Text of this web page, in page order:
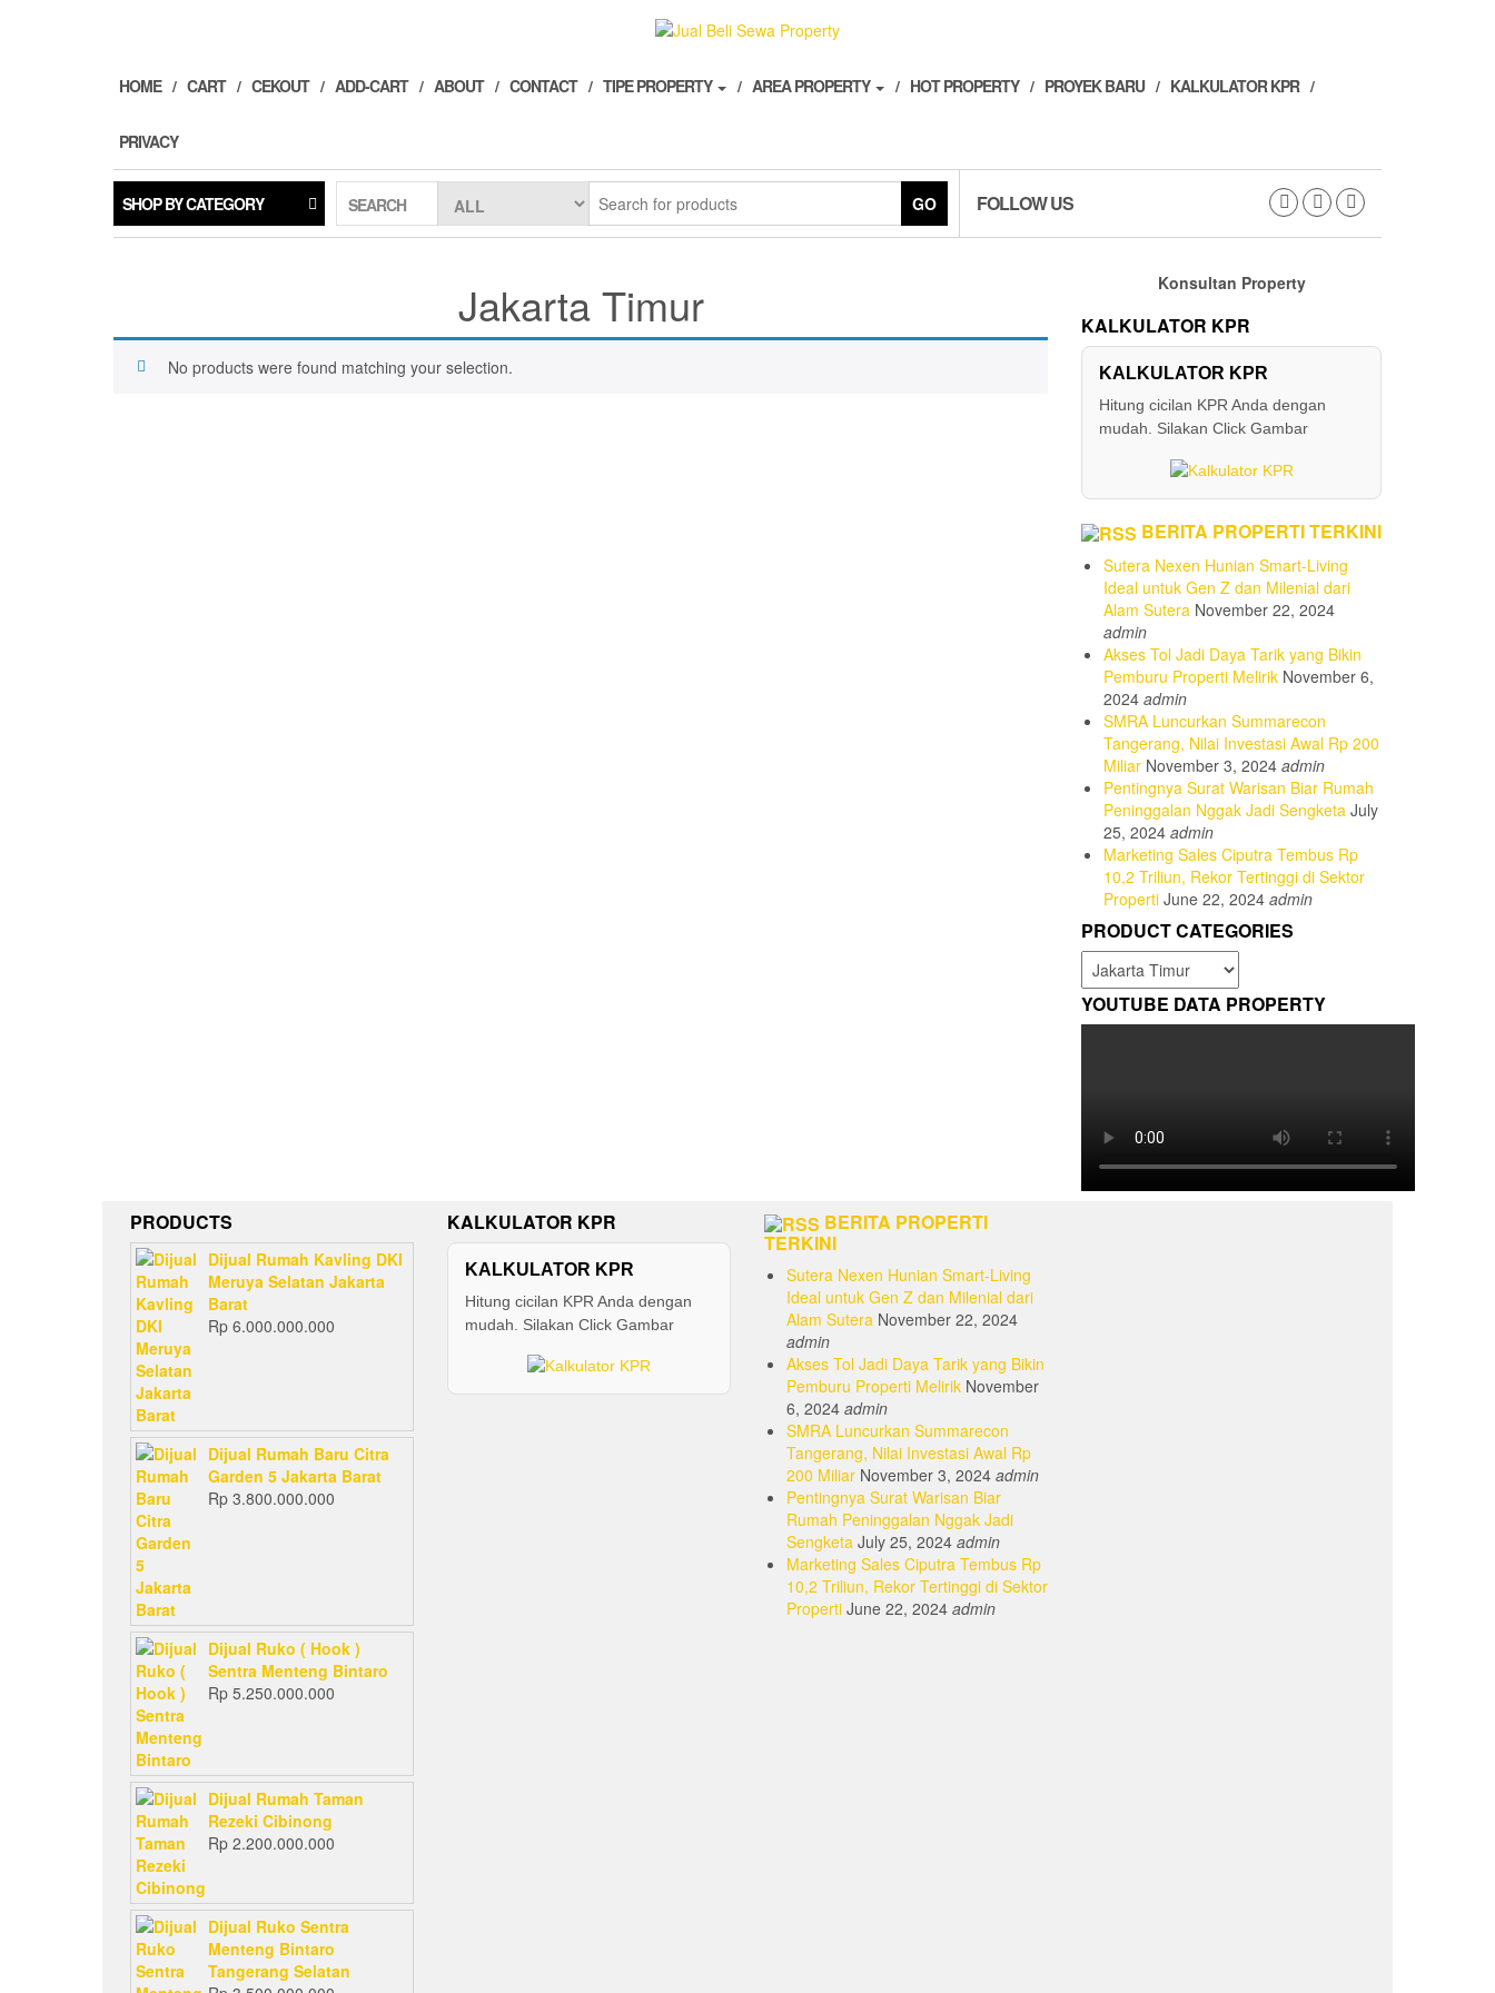
HOME CART CEKOUT ADD-CART ABOUT CONTACT TIPE PROPERTY AREA PROPERTY HOT PROPERTY PROYEK BARU KALKULATOR KPR
PRIVACY
SHOP BY CATEGORY SEARCH GO FOLLOW US
Jakarta Timur
No products were found matching your selection.
Konsultan Property
KALKULATOR KPR
KALKULATOR KPR
Hitung cicilan KPR Anda dengan
mudah. Silakan Click Gambar
BERITA PROPERTI TERKINI
Sutera Nexen Hunian Smart-Living
Ideal untuk Gen Z dan Milenial dari
Alam Sutera November 22, 2024
admin
Akses Tol Jadi Daya Tarik yang Bikin
Pemburu Properti Melirik November 6,
2024 admin
SMRA Luncurkan Summarecon
Tangerang, Nilai Investasi Awal Rp 200
Miliar November 3, 2024 admin
Pentingnya Surat Warisan Biar Rumah
Peninggalan Nggak Jadi Sengketa July
25, 2024 admin
Marketing Sales Ciputra Tembus Rp
10,2 Triliun, Rekor Tertinggi di Sektor
Properti June 22, 2024 admin
PRODUCT CATEGORIES
YOUTUBE DATA PROPERTY
PRODUCTS
Dijual Rumah Kavling DKI
Meruya Selatan Jakarta
Barat
Rp 6.000.000.000
Dijual Rumah Baru Citra
Garden 5 Jakarta Barat
Rp 3.800.000.000
Dijual Ruko ( Hook )
Sentra Menteng Bintaro
Rp 5.250.000.000
Dijual Rumah Taman
Rezeki Cibinong
Rp 2.200.000.000
Dijual Ruko Sentra
Menteng Bintaro
Tangerang Selatan
KALKULATOR KPR
KALKULATOR KPR
Hitung cicilan KPR Anda dengan
mudah. Silakan Click Gambar
BERITA PROPERTI
TERKINI
Sutera Nexen Hunian Smart-Living
Ideal untuk Gen Z dan Milenial dari
Alam Sutera November 22, 2024
admin
Akses Tol Jadi Daya Tarik yang Bikin
Pemburu Properti Melirik November
6, 2024 admin
SMRA Luncurkan Summarecon
Tangerang, Nilai Investasi Awal Rp
200 Miliar November 3, 2024 admin
Pentingnya Surat Warisan Biar
Rumah Peninggalan Nggak Jadi
Sengketa July 25, 2024 admin
Marketing Sales Ciputra Tembus Rp
10,2 Triliun, Rekor Tertinggi di Sektor
Properti June 22, 2024 admin